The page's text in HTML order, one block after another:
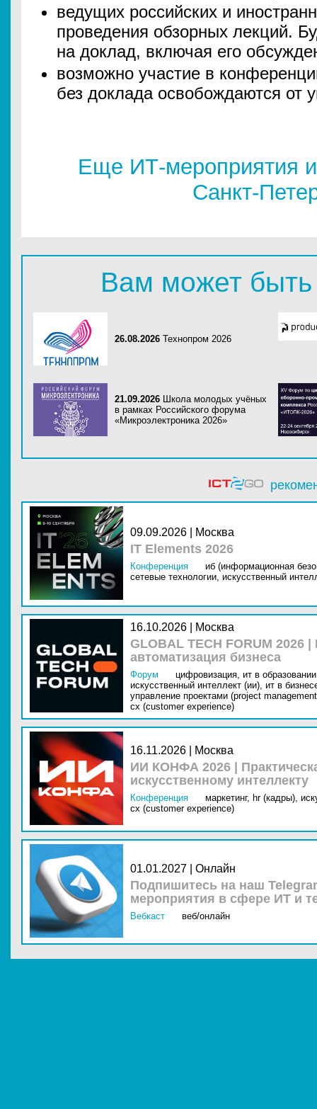
ведущих российских и
проведения обзорных лекций.
на доклад, включая его
возможно участие в
без доклада освобождаются от
Еще ИТ-мероприятия
Санкт-
Вам может быть
26.08.2026 Технопром 2026
21.09.2026 Школа молодых учёных
в рамках Российского форума
«Микроэлектроника 2026»
09.09.2026 | Москва
IT Elements 2026
Конференция
иб (информационная
сетевые технологии, искусственный
16.10.2026 | Москва
GLOBAL TECH FORUM
автоматизация бизнеса
Форум цифровизация, ит в
искусственный интеллект (ии), ит в
управление проектами (project
cx (customer experience)
16.11.2026 | Москва
ИИ КОНФА 2026 |
искусственному интеллекту
Конференция маркетинг, hr (кадры),
cx (customer experience)
01.01.2027 | Онлайн
Подпишитесь на наш
мероприятия в сфере ИТ и
Вебкаст веб/онлайн